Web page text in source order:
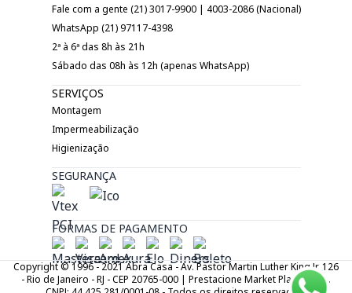
Fale com a gente (21) 3017-9900 | 4003-2086 (Nacional)
WhatsApp (21) 97117-4398
2ª à 6ª das 8h às 21h
Sábado das 08h às 12h (apenas WhatsApp)
SERVIÇOS
Montagem
Impermeabilização
Higienização
SEGURANÇA
FORMAS DE PAGAMENTO
Copyright © 1996 - 2021 Abra Casa - Av. Pastor Martin Luther King Jr. 126
- Rio de Janeiro - RJ - CEP 20765-000 | Prestacione Market Place LTDA.